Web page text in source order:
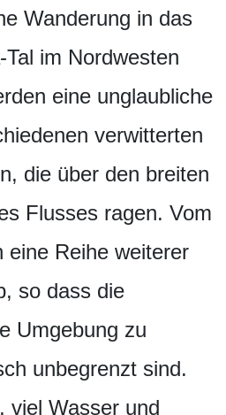
Wanderung in das
im Nordwesten
eine unglaubliche
verwitterten
die über den breiten
Flusses ragen. Vom
eine Reihe weiterer
so dass die
Umgebung zu
unbegrenzt sind.
viel Wasser und